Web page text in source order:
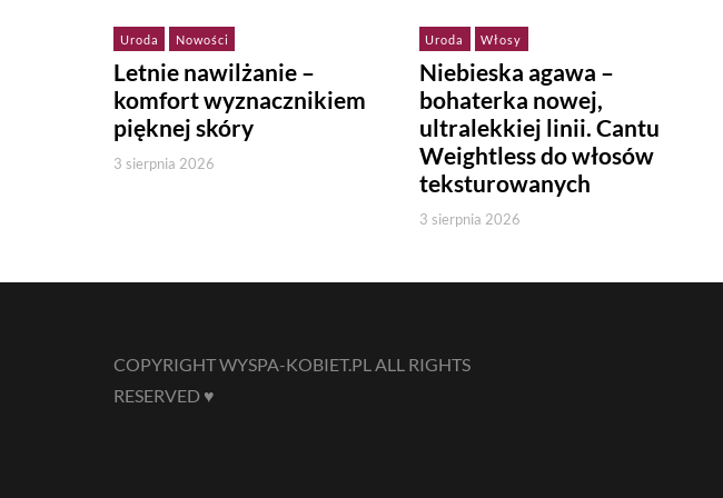
Uroda Nowości
Letnie nawilżanie –
komfort wyznacznikiem
pięknej skóry
3 sierpnia 2026
Uroda Włosy
Niebieska agawa –
bohaterka nowej,
ultralekkiej linii. Cantu
Weightless do włosów
teksturowanych
3 sierpnia 2026
COPYRIGHT WYSPA-KOBIET.PL ALL RIGHTS
RESERVED ♥